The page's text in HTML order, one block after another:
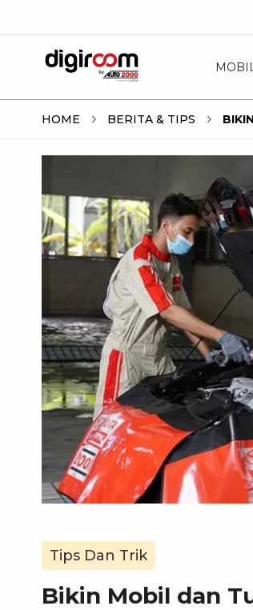
HOME BERITA & TIPS
Tips Dan Trik
Bikin Mobil dan